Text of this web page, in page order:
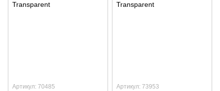
Артикул: 70485 Артикул: 73953